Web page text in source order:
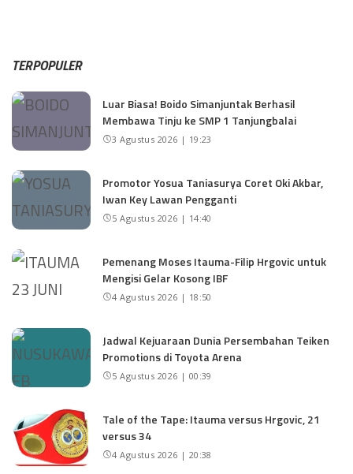
TERPOPULER
Luar Biasa! Boido Simanjuntak Berhasil
Membawa Tinju ke SMP 1 Tanjungbalai
3 Agustus 2026 | 19:23
Promotor Yosua Taniasurya Coret Oki Akbar,
Iwan Key Lawan Pengganti
5 Agustus 2026 | 14:40
Pemenang Moses Itauma-Filip Hrgovic untuk
Mengisi Gelar Kosong IBF
4 Agustus 2026 | 18:50
Jadwal Kejuaraan Dunia Persembahan Teiken
Promotions di Toyota Arena
5 Agustus 2026 | 00:39
Tale of the Tape: Itauma versus Hrgovic, 21
versus 34
4 Agustus 2026 | 20:38